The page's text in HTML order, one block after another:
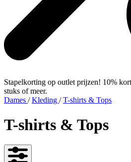
Stapelkorting op outlet prijzen! 10%
stuks of meer.
Dames / Kleding / T-shirts & Tops
T-shirts & Tops